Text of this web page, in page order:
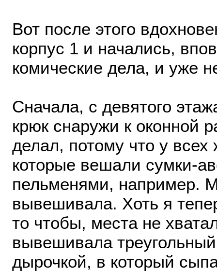
Вот после этого
корпус 1 и начались,
комические дела, и уже
Сначала, с девятого
крюк снаружи к оконной
делал, потому что у
которые вешали сумки-
пельменями, например.
вывешивала. Хоть я
то чтобы, места не
вывешивала
дырочкой, в который